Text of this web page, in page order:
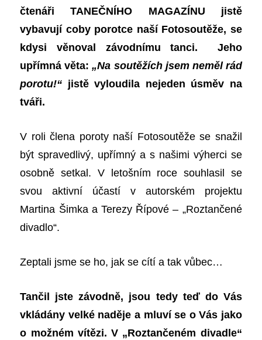
čtenáři TANEČNÍHO MAGAZÍNU jistě
vybavují coby porotce naší Fotosoutěže, se
kdysi věnoval závodnímu tanci. Jeho
upřímná věta:„Na soutěžích jsem neměl rád
porotu!“ jistě vyloudila nejeden úsměv na
tváři.
V roli člena poroty naší Fotosoutěže se snažil
být spravedlivý, upřímný a s našimi výherci se
osobně setkal. V letošním roce souhlasil se
svou aktivní účastí v autorském projektu
Martina Šimka a Terezy Řípové– „Roztančené
divadlo“.
Zeptali jsme se ho, jak se cítí a tak vůbec…
Tančil jste závodně, jsou tedy teď do Vás
vkládány velké naděje a mluví se o Vás jako
o možném vítězi. V „Roztančeném divadle“